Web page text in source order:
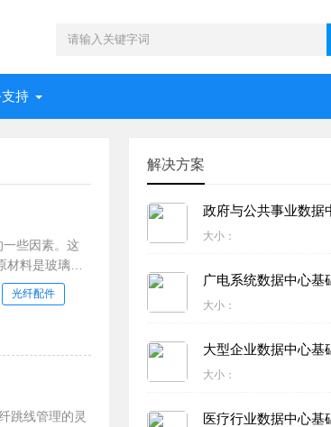
持
些因素。这
料是玻璃，
光纤配件
跳线管理的灵
解决方案
大小：
大小：
大小：